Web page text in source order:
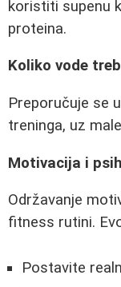
koristiti supenu
proteina.
Koliko vode
Preporučuje se
treninga, uz
Motivacija i
Održavanje
fitness rutini.
Postavite